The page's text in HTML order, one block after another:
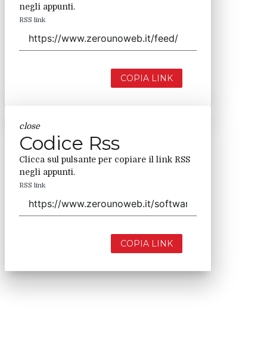
negli appunti.
RSS link
COPIA LINK
close
Codice Rss
Clicca sul pulsante per copiare il link RSS
negli appunti.
RSS link
COPIA LINK